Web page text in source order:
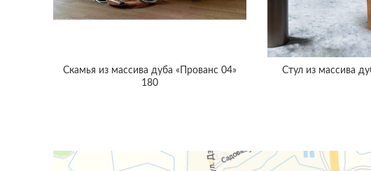
Скамья из массива дуба «Прованс 04»
180
Стул из массива